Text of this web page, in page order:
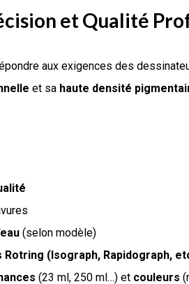
et Qualité
aux exigences des
et sa haute densité
(selon modèle)
(Isograph, Rapidograph,
(23 ml, 250 ml…) et couleurs